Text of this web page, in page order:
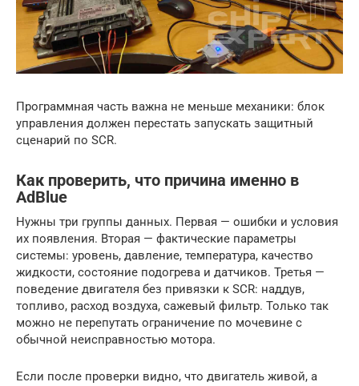
Программная часть важна не меньше механики: блок
управления должен перестать запускать защитный
сценарий по SCR.
Как проверить, что причина именно в
AdBlue
Нужны три группы данных. Первая — ошибки и условия
их появления. Вторая — фактические параметры
системы: уровень, давление, температура, качество
жидкости, состояние подогрева и датчиков. Третья —
поведение двигателя без привязки к SCR: наддув,
топливо, расход воздуха, сажевый фильтр. Только так
можно не перепутать ограничение по мочевине с
обычной неисправностью мотора.
Если после проверки видно, что двигатель живой, а